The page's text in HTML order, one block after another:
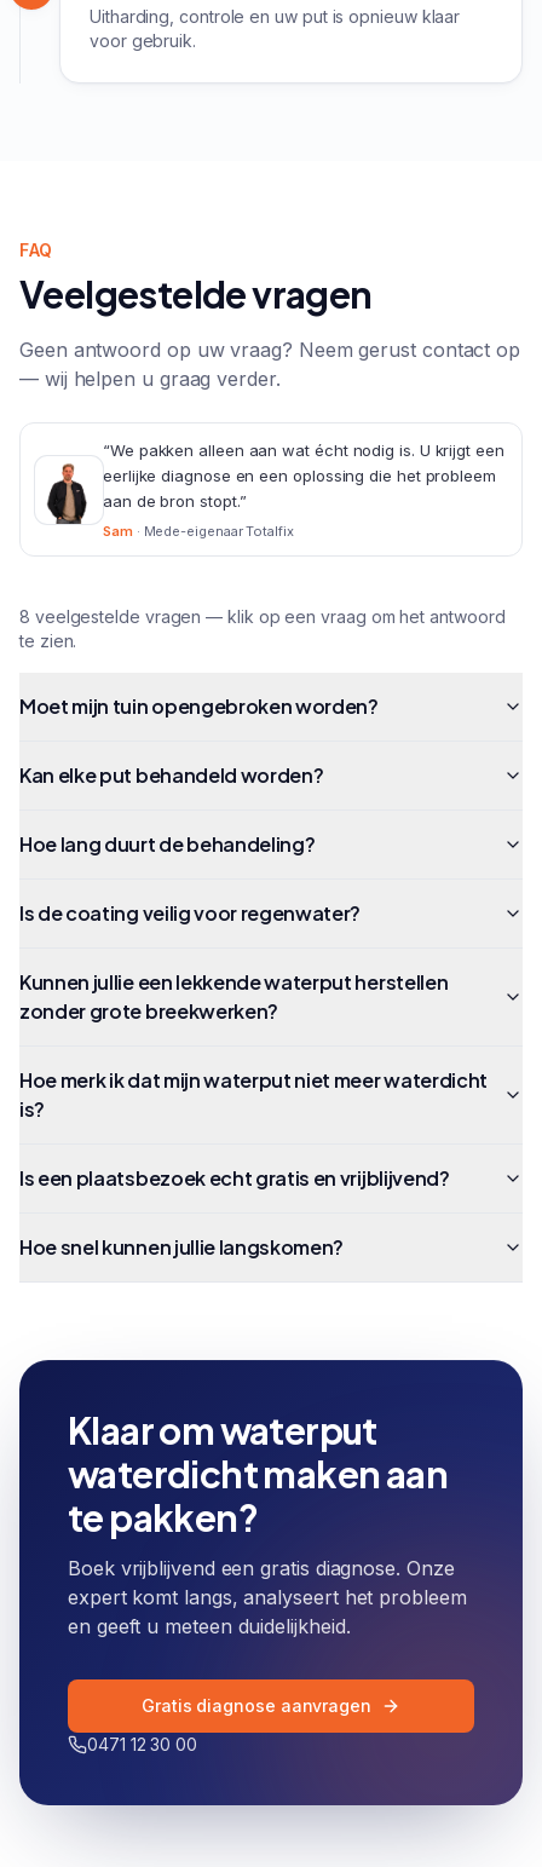
Uitharding, controle en uw put is opnieuw klaar
voor gebruik.
FAQ
Veelgestelde vragen
Geen antwoord op uw vraag? Neem gerust contact op
— wij helpen u graag verder.
“We pakken alleen aan wat écht nodig is. U krijgt een
eerlijke diagnose en een oplossing die het probleem
aan de bron stopt.”
Sam· Mede-eigenaar Totalfix
8 veelgestelde vragen — klik op een vraag om het antwoord
te zien.
Moet mijn tuin opengebroken worden?
Kan elke put behandeld worden?
Hoe lang duurt de behandeling?
Is de coating veilig voor regenwater?
Kunnen jullie een lekkende waterput herstellen
zonder grote breekwerken?
Hoe merk ik dat mijn waterput niet meer waterdicht
is?
Is een plaatsbezoek echt gratis en vrijblijvend?
Hoe snel kunnen jullie langskomen?
Klaar omwaterput
waterdicht makenaan
te pakken?
Boek vrijblijvend een gratis diagnose. Onze
expert komt langs, analyseert het probleem
en geeft u meteen duidelijkheid.
Gratis diagnose aanvragen
0471 12 30 00